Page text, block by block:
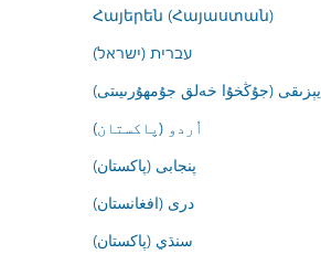
Հայերեն (Հայաստան)
עברית (ישראל)
يېزىقى (جۇڭخۇا خەلق جۇمھۇرىيىتى)
اُردو (پاکستان)
پنجابی (پاکستان)
درى (افغانستان)
سنڌي (پاکستان)